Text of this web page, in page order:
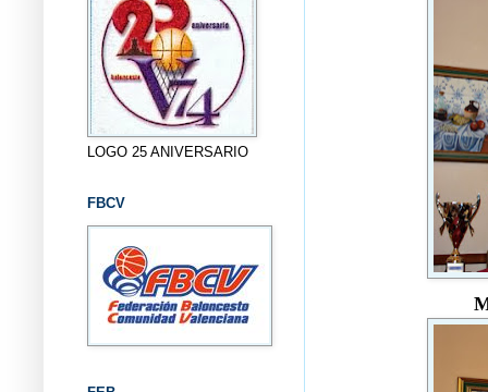
LOGO 25 ANIVERSARIO
FBCV